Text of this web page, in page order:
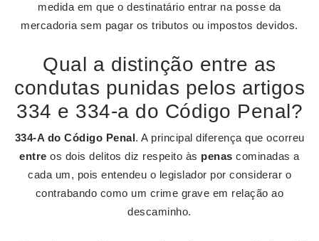
medida em que o destinatário entrar na posse da
mercadoria sem pagar os tributos ou impostos devidos.
Qual a distinção entre as
condutas punidas pelos artigos
334 e 334-a do Código Penal?
334-A do Código Penal. A principal diferença que ocorreu
entre os dois delitos diz respeito às penas cominadas a
cada um, pois entendeu o legislador por considerar o
contrabando como um crime grave em relação ao
descaminho.